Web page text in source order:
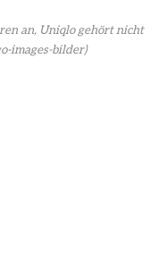
an, Uniqlo gehört nicht
images-bilder)